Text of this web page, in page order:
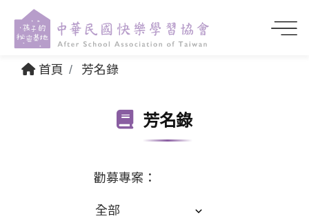
首頁 芳名錄
芳名錄
勸募專案：